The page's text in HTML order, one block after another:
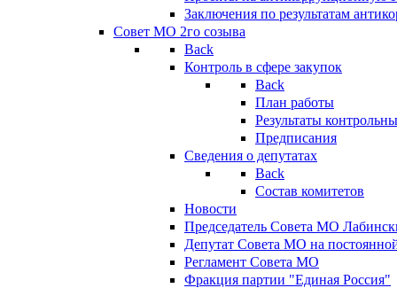
Заключения по результатам
Совет МО 2го созыва
Back
Контроль в сфере закупок
Back
План работы
Результаты
Предписания
Сведения о депутатах
Back
Состав комитетов
Новости
Председатель Совета МО
Депутат Совета МО на
Регламент Совета МО
Фракция партии "Единая Россия"